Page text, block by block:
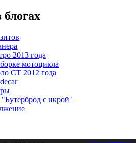
2013 года
мотоцикла
СТ 2012 года
с икрой"